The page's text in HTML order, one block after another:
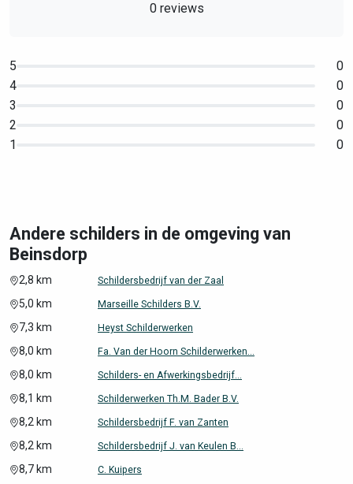
0 reviews
5
0
4
0
3
0
2
0
1
0
Andere schilders in de omgeving van
Beinsdorp
2,8 km Schildersbedrijf van der Zaal
5,0 km Marseille Schilders B.V.
7,3 km Heyst Schilderwerken
8,0 km Fa. Van der Hoorn Schilderwerken...
8,0 km Schilders- en Afwerkingsbedrijf...
8,1 km Schilderwerken Th.M. Bader B.V.
8,2 km Schildersbedrijf F. van Zanten
8,2 km Schildersbedrijf J. van Keulen B...
8,7 km C. Kuipers